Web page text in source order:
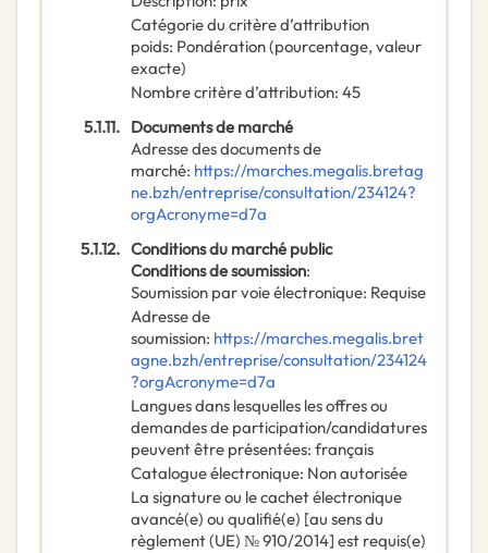
Catégorie du critère d’attribution
poids: Pondération (pourcentage, valeur
exacte)
Nombre critère d’attribution: 45
5.1.11. Documents de marché
Adresse des documents de
marché: https://marches.megalis.bretag
ne.bzh/entreprise/consultation/234124?
orgAcronyme=d7a
5.1.12. Conditions du marché public
Conditions de soumission:
Soumission par voie électronique: Requise
Adresse de
soumission: https://marches.megalis.bret
agne.bzh/entreprise/consultation/234124
?orgAcronyme=d7a
Langues dans lesquelles les offres ou
demandes de participation/candidatures
peuvent être présentées: français
Catalogue électronique: Non autorisée
La signature ou le cachet électronique
avancé(e) ou qualifié(e) [au sens du
règlement (UE) № 910/2014] est requis(e)